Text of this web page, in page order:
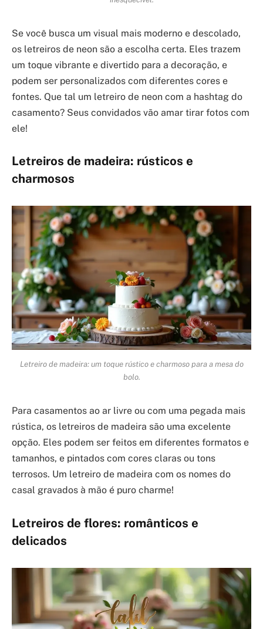
Se você busca um visual mais moderno e descolado,
os letreiros de neon são a escolha certa. Eles trazem
um toque vibrante e divertido para a decoração, e
podem ser personalizados com diferentes cores e
fontes. Que tal um letreiro de neon com a hashtag do
casamento? Seus convidados vão amar tirar fotos com
ele!
Letreiros de madeira: rústicos e
charmosos
Letreiro de madeira: um toque rústico e charmoso para a mesa do
bolo.
Para casamentos ao ar livre ou com uma pegada mais
rústica, os letreiros de madeira são uma excelente
opção. Eles podem ser feitos em diferentes formatos e
tamanhos, e pintados com cores claras ou tons
terrosos. Um letreiro de madeira com os nomes do
casal gravados à mão é puro charme!
Letreiros de flores: românticos e
delicados